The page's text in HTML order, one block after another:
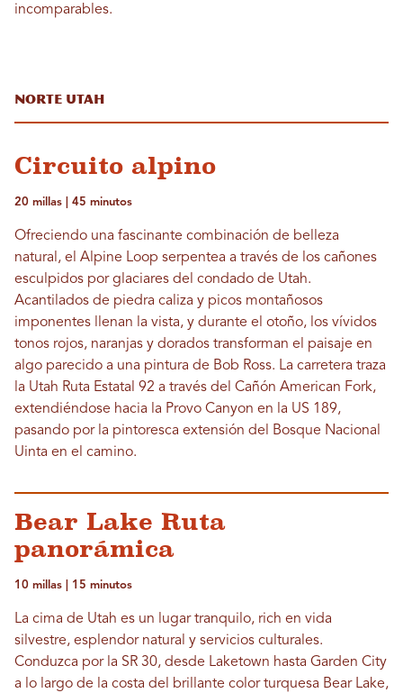
incomparables.
Norte Utah
Circuito alpino
20 millas | 45 minutos
Ofreciendo una fascinante combinación de belleza
natural, el Alpine Loop serpentea a través de los cañones
esculpidos por glaciares del condado de Utah.
Acantilados de piedra caliza y picos montañosos
imponentes llenan la vista, y durante el otoño, los vívidos
tonos rojos, naranjas y dorados transforman el paisaje en
algo parecido a una pintura de Bob Ross. La carretera traza
la Utah Ruta Estatal 92 a través del Cañón American Fork,
extendiéndose hacia la Provo Canyon en la US 189,
pasando por la pintoresca extensión del Bosque Nacional
Uinta en el camino.
Bear Lake Ruta
panorámica
10 millas | 15 minutos
La cima de Utah es un lugar tranquilo, rich en vida
silvestre, esplendor natural y servicios culturales.
Conduzca por la SR 30, desde Laketown hasta Garden City
a lo largo de la costa del brillante color turquesa Bear Lake,